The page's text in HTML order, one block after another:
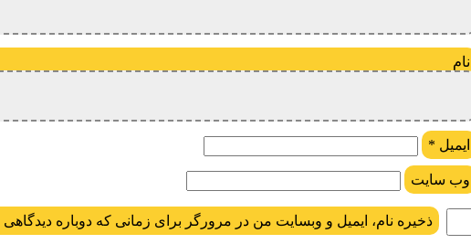
ایمیل *
وب‌ سایت
ذخیره نام، ایمیل و وبسایت من در مرورگر برای زمانی که دوباره